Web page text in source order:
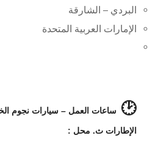
البردي – الشارقة
الإمارات العربية المتحدة
🕑 ساعات العمل – سيارات نجوم
الإطارات ث. محل :